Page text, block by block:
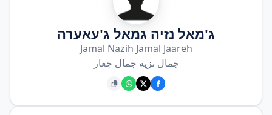
ג'מאל נזיה גמאל ג'עאערה
Jamal Nazih Jamal Jaareh
جمال نزيه جمال جعار